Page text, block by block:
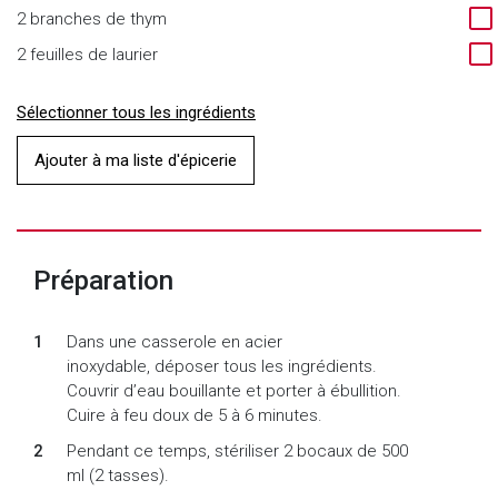
2 branches de thym
2 feuilles de laurier
Sélectionner tous les ingrédients
Ajouter à ma liste d'épicerie
Préparation
Dans une casserole en acier
inoxydable, déposer tous les ingrédients.
Couvrir d’eau bouillante et porter à ébullition.
Cuire à feu doux de 5 à 6 minutes.
Pendant ce temps, stériliser 2 bocaux de 500
ml (2 tasses).